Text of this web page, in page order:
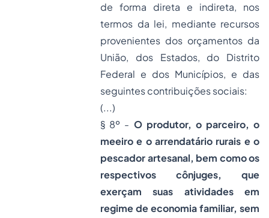
de forma direta e indireta, nos
termos da lei, mediante recursos
provenientes dos orçamentos da
União, dos Estados, do Distrito
Federal e dos Municípios, e das
seguintes contribuições sociais:
(...)
§ 8º - O produtor, o parceiro, o
meeiro e o arrendatário rurais e o
pescador artesanal, bem como os
respectivos cônjuges, que
exerçam suas atividades em
regime de economia familiar, sem